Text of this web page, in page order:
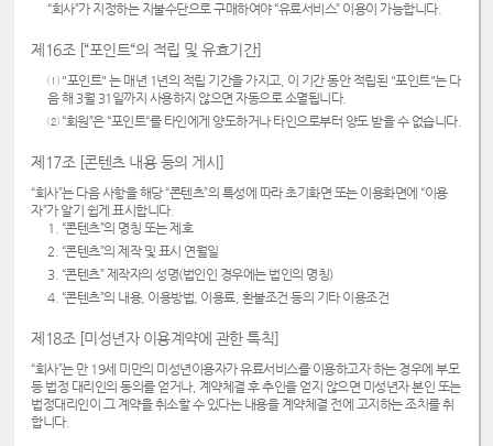
“회사”가 지정하는 지불수단으로 구매하여야 “유료서비스” 이용이 가능합니다.
제16조 [“포인트“의 적립 및 유효기간]
① "포인트" 는 매년 1년의 적립 기간을 가지고, 이 기간 동안 적립된 "포인트"는 다
음 해 3월 31일까지 사용하지 않으면 자동으로 소멸됩니다.
② “회원”은 “포인트“를 타인에게 양도하거나 타인으로부터 양도 받을 수 없습니다.
제17조 [콘텐츠 내용 등의 게시]
“회사”는 다음 사항을 해당 “콘텐츠”의 특성에 따라 초기화면 또는 이용화면에 “이용
자”가 알기 쉽게 표시합니다.
1. “콘텐츠”의 명칭 또는 제호
2. “콘텐츠”의 제작 및 표시 연월일
3. “콘텐츠” 제작자의 성명(법인인 경우에는 법인의 명칭)
4. “콘텐츠”의 내용, 이용방법, 이용료, 환불조건 등의 기타 이용조건
제18조 [미성년자 이용계약에 관한 특칙]
“회사”는 만 19세 미만의 미성년이용자가 유료서비스를 이용하고자 하는 경우에 부모
등 법정 대리인의 동의를 얻거나, 계약체결 후 추인을 얻지 않으면 미성년자 본인 또는
법정대리인이 그 계약을 취소할 수 있다는 내용을 계약체결 전에 고지하는 조치를 취
합니다.